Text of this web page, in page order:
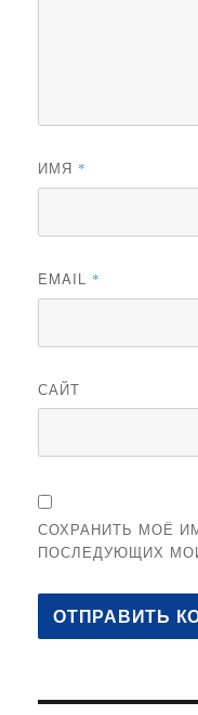
ИМЯ *
EMAIL *
САЙТ
СОХРАНИТЬ МОЁ
ПОСЛЕДУЮЩИХ